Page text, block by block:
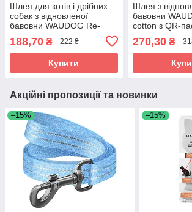
Шлея для котів і дрібних
собак з відновленої
бавовни WAUDOG Re-
пластиковий фастекс,
188,70 ₴ 222 ₴
Купити
Шлея з
бавовни
cotton з QR-
пластиковий
Ш 15
270,30₴
Акційні пропозиції та новинки
–15% –15%